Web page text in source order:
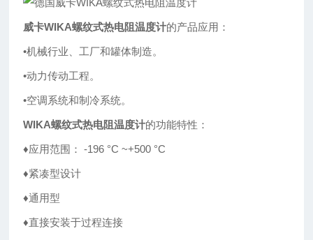
威卡WIKA螺纹式热电阻温度计的产品应用：
•机械行业、工厂和罐体制造。
•动力传动工程。
•空调系统和制冷系统。
WIKA螺纹式热电阻温度计的功能特性：
♦应用范围： -196 °C ~+500 °C
♦紧凑型设计
♦通用型
♦直接安装于过程连接